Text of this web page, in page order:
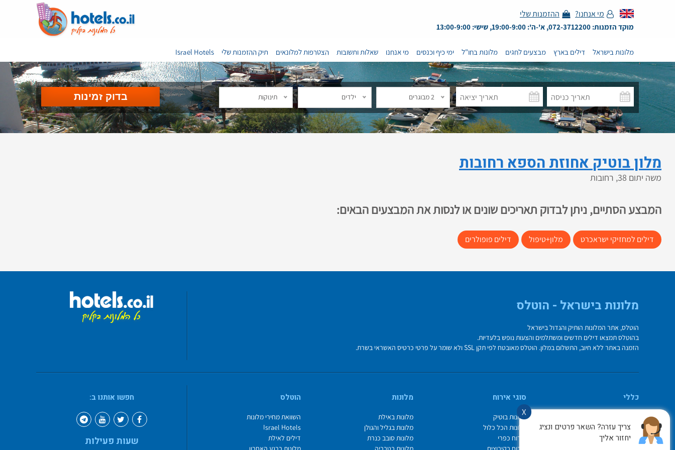
מי אנחנו? ההזמנות שלי
מוקד הזמנות: 072-3712200, א'-ה': 19:00-9:00, שישי: 13:00-9:00
מלונות בישראל דילים בארץ מבצעים לחגים מלונות בחו"ל ימי כיף וכנסים מי אנחנו שאלות ותשובות הצטרפות למלונאים תיק ההזמנות שלי Israel Hotels
2 מבוגרים ילדים תינוקות
מלון בוטיק אחוזת הספא רחובות
משה יתום 38, רחובות
המבצע הסתיים, ניתן לבדוק תאריכים שונים או לנסות את המבצעים הבאים:
דילים למחזיקי ישראכרט מלון+טיפול דילים פופולרים
X
צריך עזרה? השאר פרטים ונציג
יחזור אליך
מלונות בישראל - הוטלס
הוטלס, אתר המלונות הותיק והגדול בישראל
בהוטלס תמצאו דילים חדשים ומשתלמים והצעות נופש בלעדיות.
הזמנה באתר ללא חיוב, התשלום במלון. הוטלס מאובטח לפי תקן SSL ולא שומר על פרטי כרטיס האשראי בשרת.
כללי
איך משתמשים באתר
צור קשר
סוגי אירוח
מלונות בוטיק
מלונות הכל כלול
אירוח כפרי
מלונות
מלונות באילת
מלונות בגליל והגולן
מלונות סובב כנרת
הוטלס
השוואת מחירי מלונות
Israel Hotels
דילים לאילת
חפשו אותנו ב:
שעות פעילות